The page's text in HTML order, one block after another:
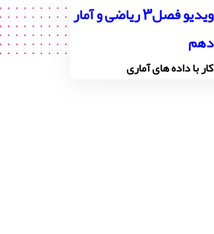
ویدیو فصل3 ریاضی و آمار
دهم
کار با داده های آماری